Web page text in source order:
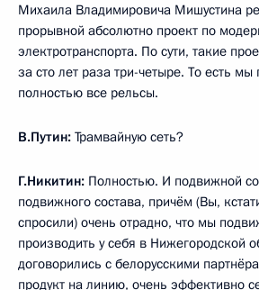
Михаила Владимировича Мишустина
прорывной абсолютно проект по
электротранспорта. По сути, такие
за сто лет раза три-четыре. То есть мы
полностью все рельсы.
В.Путин: Трамвайную сеть?
Г.Никитин: Полностью. И подвижной
подвижного состава, причём (Вы,
спросили) очень отрадно, что мы
производить у себя в Нижегородской
договорились с белорусскими
продукт на линию, очень эффективно